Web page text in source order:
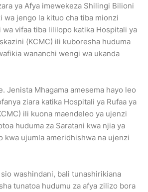
ya Afya imewekeza Shilingi Bilioni
wa jengo la kituo cha tiba mionzi
wa vifaa tiba lililopo katika Hospitali ya
(KCMC) ili kuboresha huduma
wananchi wengi wa ukanda
Jenista Mhagama amesema hayo leo
ziara katika Hospitali ya Rufaa ya
ili kuona maendeleo ya ujenzi
huduma za Saratani kwa njia ya
kwa ujumla ameridhishwa na ujenzi
washindani, bali tunashirikiana
tunatoa hudumu za afya zilizo bora